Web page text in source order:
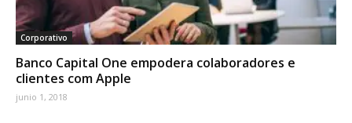
Corporativo
Banco Capital One empodera colaboradores e
clientes com Apple
junio 1, 2018